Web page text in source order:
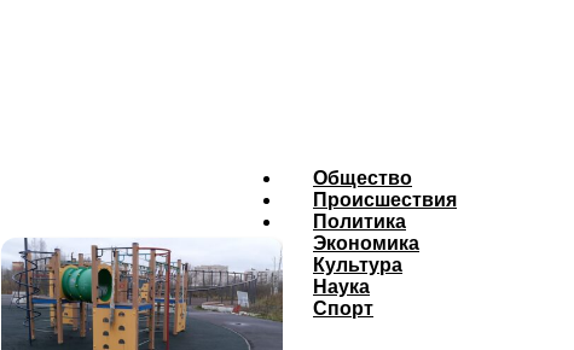
Общество
Происшествия
Политика
Экономика
Культура
Наука
Спорт